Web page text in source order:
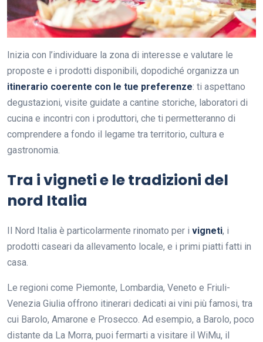
Inizia con l’individuare la zona di interesse e valutare le
proposte e i prodotti disponibili, dopodiché organizza un
itinerario coerente con le tue preferenze: ti aspettano
degustazioni, visite guidate a cantine storiche, laboratori di
cucina e incontri con i produttori, che ti permetteranno di
comprendere a fondo il legame tra territorio, cultura e
gastronomia.
Tra i vigneti e le tradizioni del
nord Italia
Il Nord Italia è particolarmente rinomato per i vigneti, i
prodotti caseari da allevamento locale, e i primi piatti fatti in
casa.
Le regioni come Piemonte, Lombardia, Veneto e Friuli-
Venezia Giulia offrono itinerari dedicati ai vini più famosi, tra
cui Barolo, Amarone e Prosecco. Ad esempio, a Barolo, poco
distante da La Morra, puoi fermarti a visitare il WiMu, il